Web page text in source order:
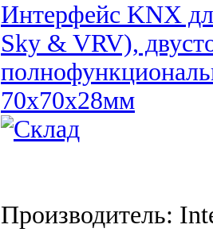
Интерфейс KNX
Sky & VRV),
70х70х28мм
Производитель: